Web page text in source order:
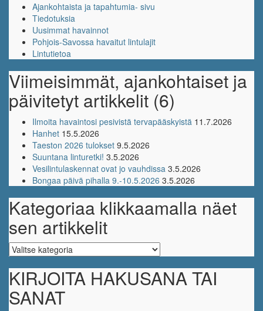
Ajankohtaista ja tapahtumia- sivu
Tiedotuksia
Uusimmat havainnot
Pohjois-Savossa havaitut lintulajit
Lintutietoa
Viimeisimmät, ajankohtaiset ja
päivitetyt artikkelit (6)
Ilmoita havaintosi pesivistä tervapääskyistä 11.7.2026
Hanhet 15.5.2026
Taeston 2026 tulokset 9.5.2026
Suuntana linturetki! 3.5.2026
Vesilintulaskennat ovat jo vauhdissa 3.5.2026
Bongaa päivä pihalla 9.-10.5.2026 3.5.2026
Kategoriaa klikkaamalla näet
sen artikkelit
Kategoriaa
klikkaamalla
näet
sen
artikkelit
KIRJOITA HAKUSANA TAI
SANAT